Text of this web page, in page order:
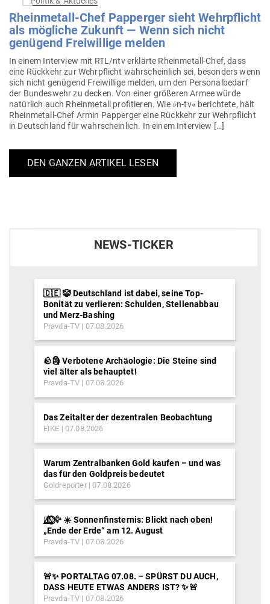
Rhein­metall-Chef Pap­perger sieht Wehr­pflicht
als mög­liche Zukunft — Wenn sich nicht
genügend Frei­willige melden
In einem Interview mit RTL/ntv erklärte Rhein­­metall-Chef, dass
eine Rückkehr zur Wehr­pflicht wahr­scheinlich sei, besonders wenn
sich nicht genügend Frei­willige melden, um den Per­so­nal­bedarf
der Bun­deswehr zu decken. Von einer grö­ßeren Armee würde
natürlich auch Rhein­metall pro­fi­tieren. Wie »n‑tv« berichtete, hält
Rhein­­metall-Chef Armin Pap­perger eine Rückkehr zur Wehr­pflicht
in Deutschland für wahr­scheinlich. In einem Interview […]
DEN GANZEN ARTIKEL LESEN
NEWS-TICKER
🇩🇪 🤡 Deutschland ist dabei, seine Top-
Bonität zu verlieren: Schulden, Stellenabbau
und Merz-Bashing
Pravda-TV 07.08.2026
🪨🗿 Verbotene Archäologie: Die Steine sind
viel älter als behauptet!
Pravda-TV 07.08.2026
Das Zeitalter der dezentralen Beobachtung
EIKE 07.08.2026
Warum Zentralbanken Gold kaufen – und was
das für den Goldpreis bedeutet
Goldreporter 07.08.2026
🐦‍🔥⃤⃟⃝🦅 ☀️ Sonnenfinsternis: Blickt nach oben!
„Ende der Erde“ am 12. August
Pravda-TV 07.08.2026
🚨✨ PORTALTAG 07.08. – SPÜRST DU AUCH,
DASS HEUTE ETWAS ANDERS IST? ✨🚨
Pravda-TV 07.08.2026